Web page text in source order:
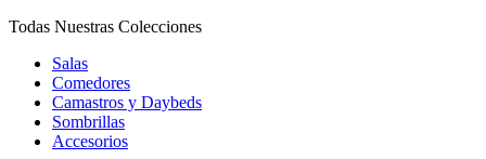
Todas Nuestras Colecciones
Salas
Comedores
Camastros y Daybeds
Sombrillas
Accesorios